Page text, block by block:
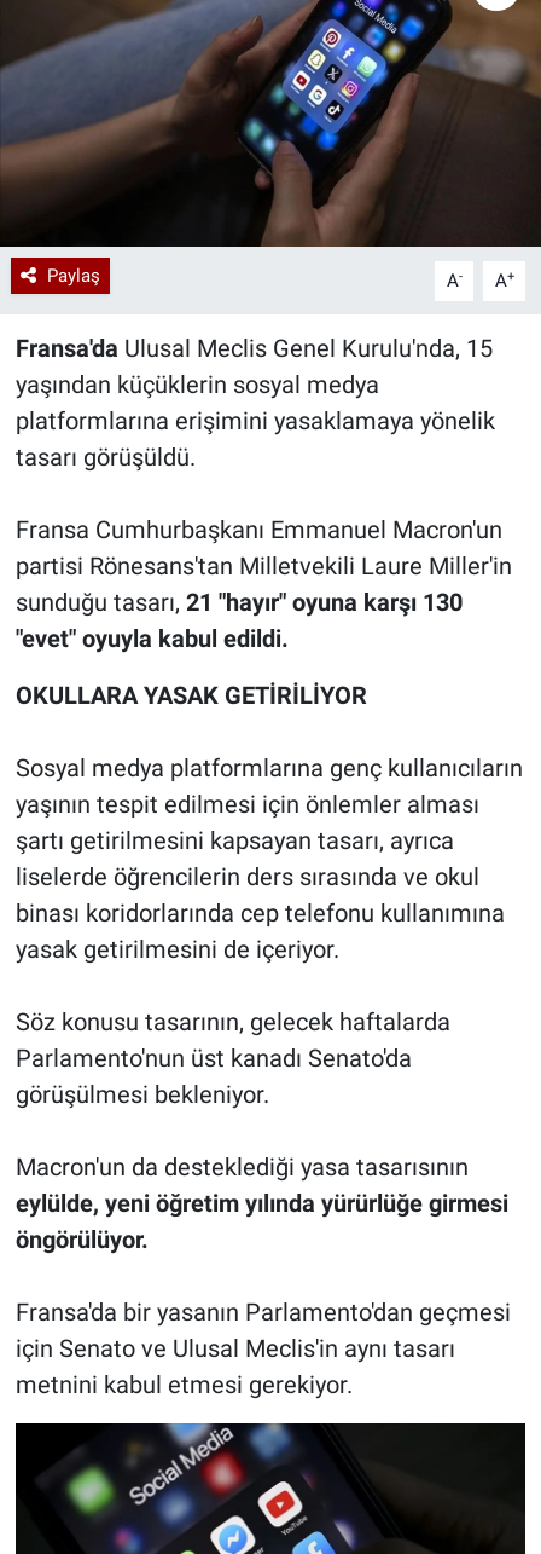
Paylaş A- A+
Fransa'da Ulusal Meclis Genel Kurulu'nda, 15
yaşından küçüklerin sosyal medya
platformlarına erişimini yasaklamaya yönelik
tasarı görüşüldü.
Fransa Cumhurbaşkanı Emmanuel Macron'un
partisi Rönesans'tan Milletvekili Laure Miller'in
sunduğu tasarı, 21 "hayır" oyuna karşı 130
"evet" oyuyla kabul edildi.
OKULLARA YASAK GETİRİLİYOR
Sosyal medya platformlarına genç kullanıcıların
yaşının tespit edilmesi için önlemler alması
şartı getirilmesini kapsayan tasarı, ayrıca
liselerde öğrencilerin ders sırasında ve okul
binası koridorlarında cep telefonu kullanımına
yasak getirilmesini de içeriyor.
Söz konusu tasarının, gelecek haftalarda
Parlamento'nun üst kanadı Senato'da
görüşülmesi bekleniyor.
Macron'un da desteklediği yasa tasarısının
eylülde, yeni öğretim yılında yürürlüğe girmesi
öngörülüyor.
Fransa'da bir yasanın Parlamento'dan geçmesi
için Senato ve Ulusal Meclis'in aynı tasarı
metnini kabul etmesi gerekiyor.
Erişim Bilgileri
Sağlık
Teknoloji
Ramazan